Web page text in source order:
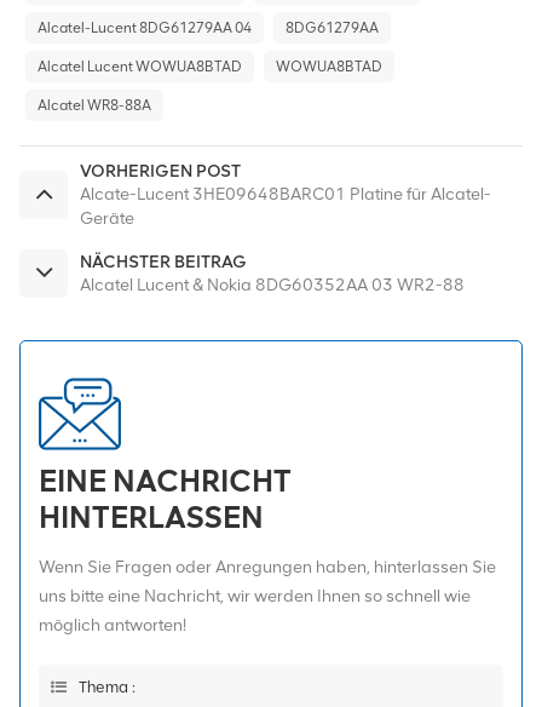
Alcatel-Lucent 8DG61279AA 04 8DG61279AA
Alcatel Lucent WOWUA8BTAD WOWUA8BTAD
Alcatel WR8-88A
VORHERIGEN POST
Alcate-Lucent 3HE09648BARC01 Platine für Alcatel-
Geräte
NÄCHSTER BEITRAG
Alcatel Lucent & Nokia 8DG60352AA 03 WR2-88
EINE NACHRICHT
HINTERLASSEN
Wenn Sie Fragen oder Anregungen haben, hinterlassen Sie
uns bitte eine Nachricht, wir werden Ihnen so schnell wie
möglich antworten!
Thema :